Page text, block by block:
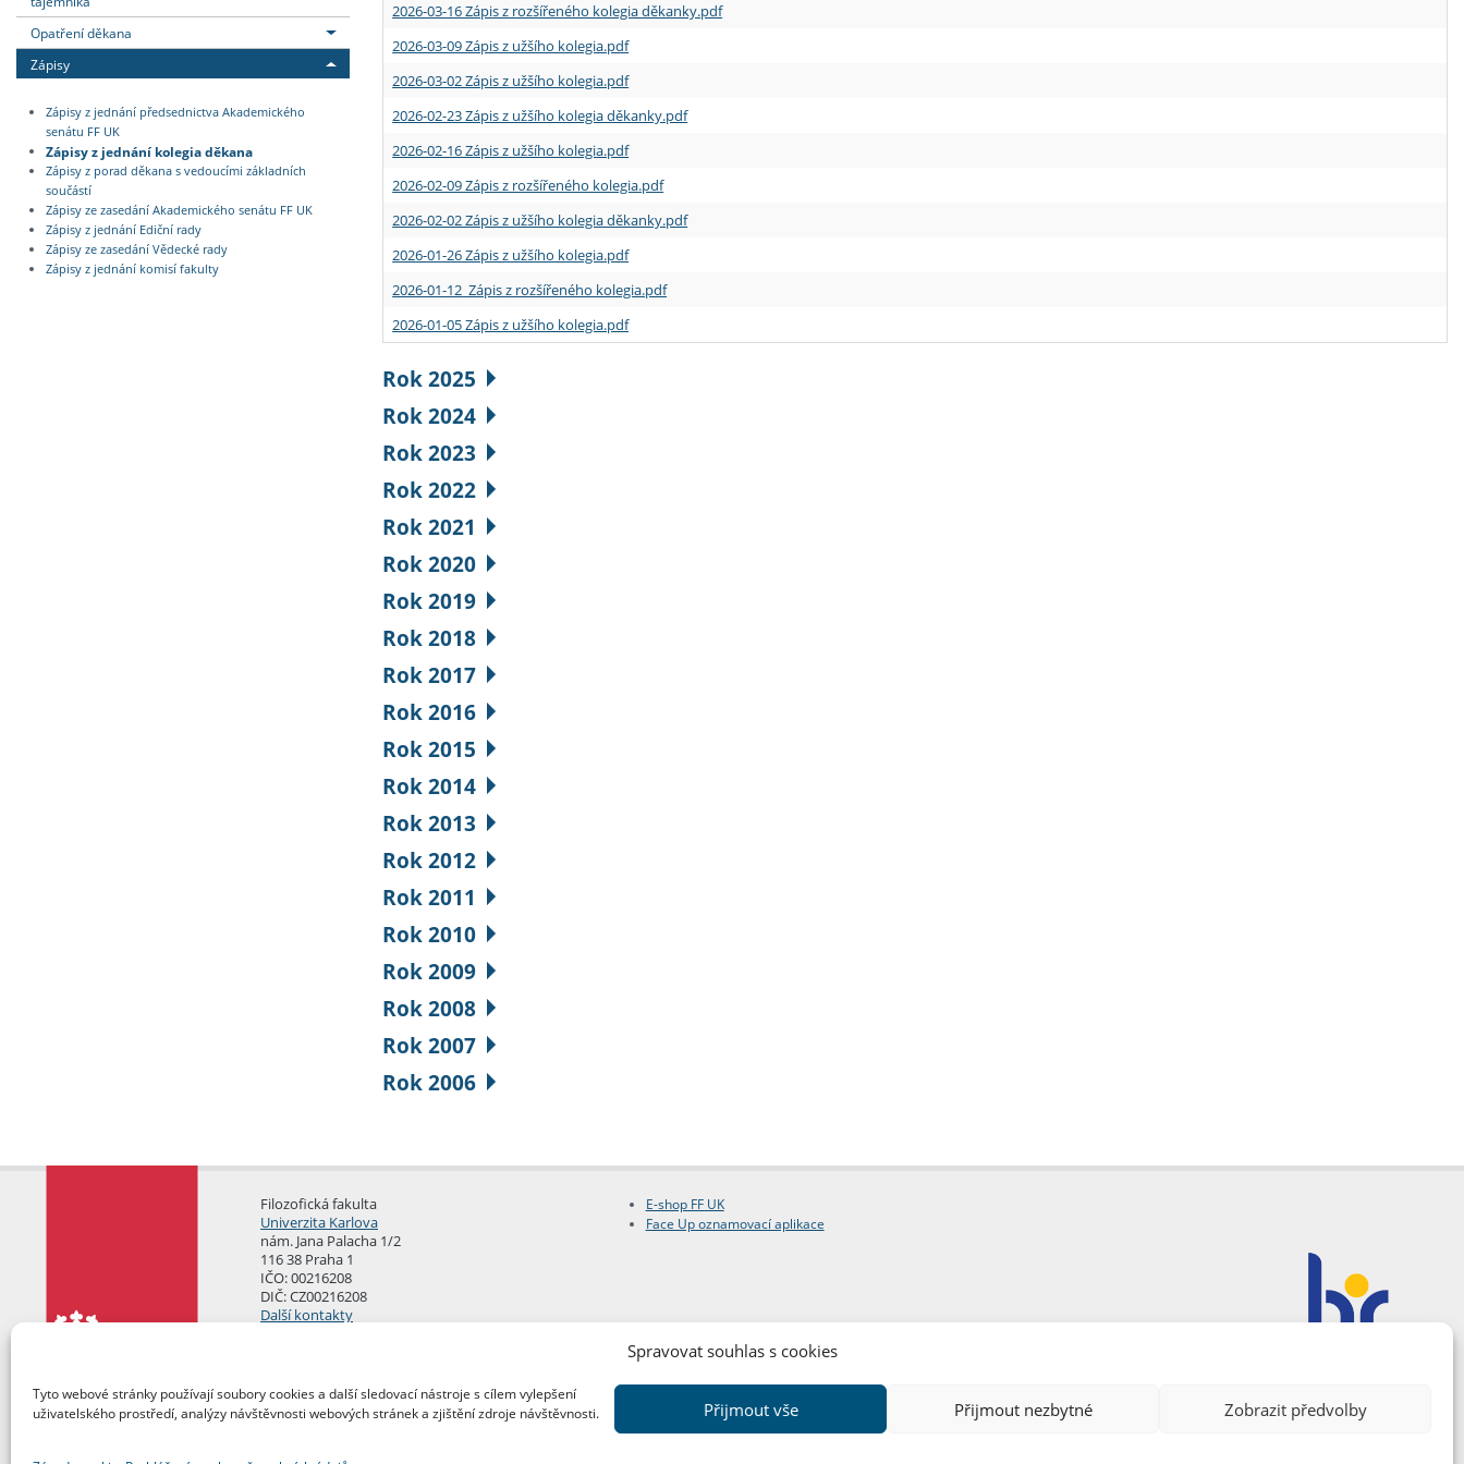
Spravovat souhlas s cookies
Tyto webové stránky používají soubory cookies a další sledovací nástroje s cílem vylepšení
uživatelského prostředí, analýzy návštěvnosti webových stránek a zjištění zdroje návštěvnosti.
Přijmout vše Přijmout nezbytné Zobrazit předvolby
Opatření děkana
Zápisy
Zápisy z jednání předsednictva Akademického
senátu FF UK
Zápisy z jednání kolegia děkana
Zápisy z porad děkana s vedoucími základních
součástí
Zápisy ze zasedání Akademického senátu FF UK
Zápisy z jednání Ediční rady
Zápisy ze zasedání Vědecké rady
Zápisy z jednání komisí fakulty
2026-03-16 Zápis z rozšířeného kolegia děkanky.pdf
2026-03-09 Zápis z užšího kolegia.pdf
2026-03-02 Zápis z užšího kolegia.pdf
2026-02-23 Zápis z užšího kolegia děkanky.pdf
2026-02-16 Zápis z užšího kolegia.pdf
2026-02-09 Zápis z rozšířeného kolegia.pdf
2026-02-02 Zápis z užšího kolegia děkanky.pdf
2026-01-26 Zápis z užšího kolegia.pdf
2026-01-12 Zápis z rozšířeného kolegia.pdf
2026-01-05 Zápis z užšího kolegia.pdf
Rok 2025
Rok 2024
Rok 2023
Rok 2022
Rok 2021
Rok 2020
Rok 2019
Rok 2018
Rok 2017
Rok 2016
Rok 2015
Rok 2014
Rok 2013
Rok 2012
Rok 2011
Rok 2010
Rok 2009
Rok 2008
Rok 2007
Rok 2006
Filozofická fakulta
Univerzita Karlova
nám. Jana Palacha 1/2
116 38 Praha 1
IČO: 00216208
DIČ: CZ00216208
Další kontakty
E-shop FF UK
Face Up oznamovací aplikace